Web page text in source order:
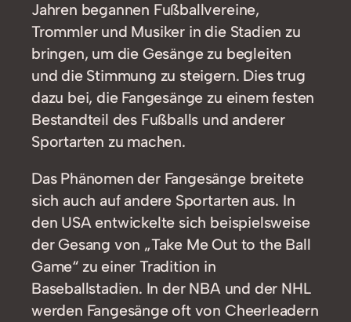
Jahren begannen Fußballvereine,
Trommler und Musiker in die Stadien zu
bringen, um die Gesänge zu begleiten
und die Stimmung zu steigern. Dies trug
dazu bei, die Fangesänge zu einem festen
Bestandteil des Fußballs und anderer
Sportarten zu machen.
Das Phänomen der Fangesänge breitete
sich auch auf andere Sportarten aus. In
den USA entwickelte sich beispielsweise
der Gesang von „Take Me Out to the Ball
Game“ zu einer Tradition in
Baseballstadien. In der NBA und der NHL
werden Fangesänge oft von Cheerleadern